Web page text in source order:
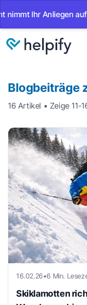
Ihr Anliegen auf – wir
Blogbeiträge
16 Artikel • Zeige 11-
16.02.26•6 Min.
Skiklamotten